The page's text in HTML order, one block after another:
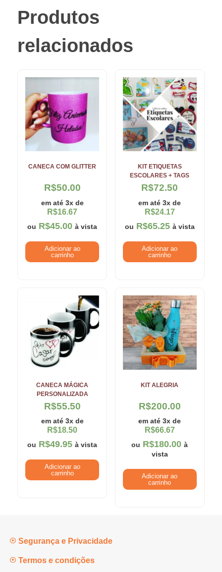
Produtos
relacionados
CANECA COM GLITTER
R$50.00
em até 3x de
R$16.67
ou R$45.00 à vista
Adicionar ao
carrinho
KIT ETIQUETAS
ESCOLARES + TAGS
R$72.50
em até 3x de
R$24.17
ou R$65.25 à vista
Adicionar ao
carrinho
CANECA MÁGICA
PERSONALIZADA
R$55.50
em até 3x de
R$18.50
ou R$49.95 à vista
Adicionar ao
carrinho
KIT ALEGRIA
R$200.00
em até 3x de
R$66.67
ou R$180.00 à
vista
Adicionar ao
carrinho
Segurança e Privacidade
Termos e condições